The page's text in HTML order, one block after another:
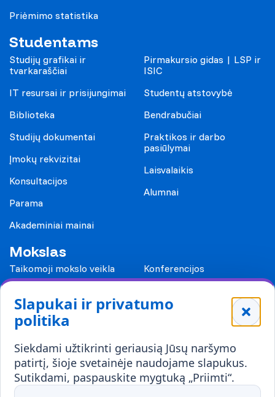
Slapukai ir privatumo
politika
Siekdami užtikrinti geriausią Jūsų naršymo
patirtį, šioje svetainėje naudojame slapukus.
Sutikdami, paspauskite mygtuką „Priimti“.
Priėmimo statistika
Studentams
Studijų grafikai ir
tvarkaraščiai
IT resursai ir prisijungimai
Biblioteka
Studijų dokumentai
Įmokų rekvizitai
Konsultacijos
Parama
Akademiniai mainai
Pirmakursio gidas | LSP ir
ISIC
Studentų atstovybė
Bendrabučiai
Praktikos ir darbo
pasiūlymai
Laisvalaikis
Alumnai
Mokslas
Taikomoji mokslo veikla
Konferencijos
Mokykloms
Visuomenei ir verslui
Mokymai ir konsultavimas
Partnerystės
Karjera